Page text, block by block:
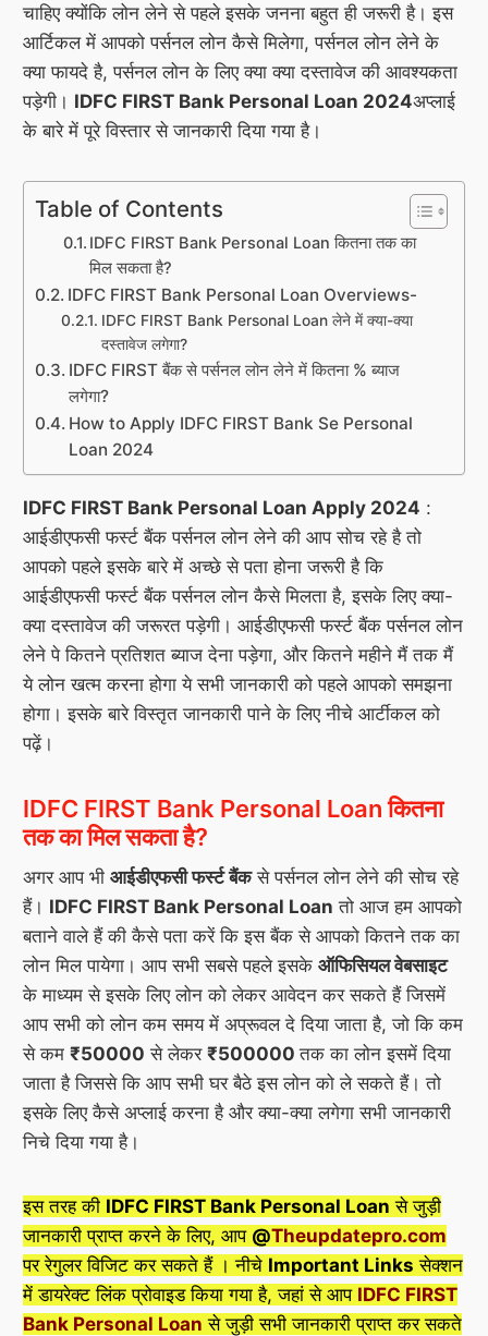
चाहिए क्योंकि लोन लेने से पहले इसके जनना बहुत ही जरूरी है। इस
आर्टिकल में आपको पर्सनल लोन कैसे मिलेगा, पर्सनल लोन लेने के
क्या फायदे है, पर्सनल लोन के लिए क्या क्या दस्तावेज की आवश्यकता
पड़ेगी। IDFC FIRST Bank Personal Loan 2024अप्लाई
के बारे में पूरे विस्तार से जानकारी दिया गया है।
Table of Contents
IDFC FIRST Bank Personal Loan कितना तक का
मिल सकता है?
IDFC FIRST Bank Personal Loan Overviews-
IDFC FIRST Bank Personal Loan लेने में क्या-क्या
दस्तावेज लगेगा?
IDFC FIRST बैंक से पर्सनल लोन लेने में कितना % ब्याज
लगेगा?
How to Apply IDFC FIRST Bank Se Personal
Loan 2024
IDFC FIRST Bank Personal Loan Apply 2024 :
आईडीएफसी फर्स्ट बैंक पर्सनल लोन लेने की आप सोच रहे है तो
आपको पहले इसके बारे में अच्छे से पता होना जरूरी है कि
आईडीएफसी फर्स्ट बैंक पर्सनल लोन कैसे मिलता है, इसके लिए क्या-
क्या दस्तावेज की जरूरत पड़ेगी। आईडीएफसी फर्स्ट बैंक पर्सनल लोन
लेने पे कितने प्रतिशत ब्याज देना पड़ेगा, और कितने महीने मैं तक मैं
ये लोन खत्म करना होगा ये सभी जानकारी को पहले आपको समझना
होगा। इसके बारे विस्तृत जानकारी पाने के लिए नीचे आर्टीकल को
पढ़ें।
IDFC FIRST Bank Personal Loan कितना
तक का मिल सकता है?
अगर आप भी आईडीएफसी फर्स्ट बैंकसे पर्सनल लोन लेने की सोच रहे
हैं। IDFC FIRST Bank Personal Loan तो आज हम आपको
बताने वाले हैं की कैसे पता करें कि इस बैंक से आपको कितने तक का
लोन मिल पायेगा। आप सभी सबसे पहले इसके ऑफिसियल वेबसाइट
के माध्यम से इसके लिए लोन को लेकर आवेदन कर सकते हैं जिसमें
आप सभी को लोन कम समय में अप्रूवल दे दिया जाता है, जो कि कम
से कम ₹50000 से लेकर ₹500000तक का लोन इसमें दिया
जाता है जिससे कि आप सभी घर बैठे इस लोन को ले सकते हैं। तो
इसके लिए कैसे अप्लाई करना है और क्या-क्या लगेगा सभी जानकारी
निचे दिया गया है।
इस तरह की IDFC FIRST Bank Personal Loan से जुड़ी
जानकारी प्राप्त करने के लिए, आप @Theupdatepro.com
पर रेगुलर विजिट कर सकते हैं । नीचे Important Links सेक्शन
में डायरेक्ट लिंक प्रोवाइड किया गया है, जहां से आप IDFC FIRST
Bank Personal Loan से जुड़ी सभी जानकारी प्राप्त कर सकते